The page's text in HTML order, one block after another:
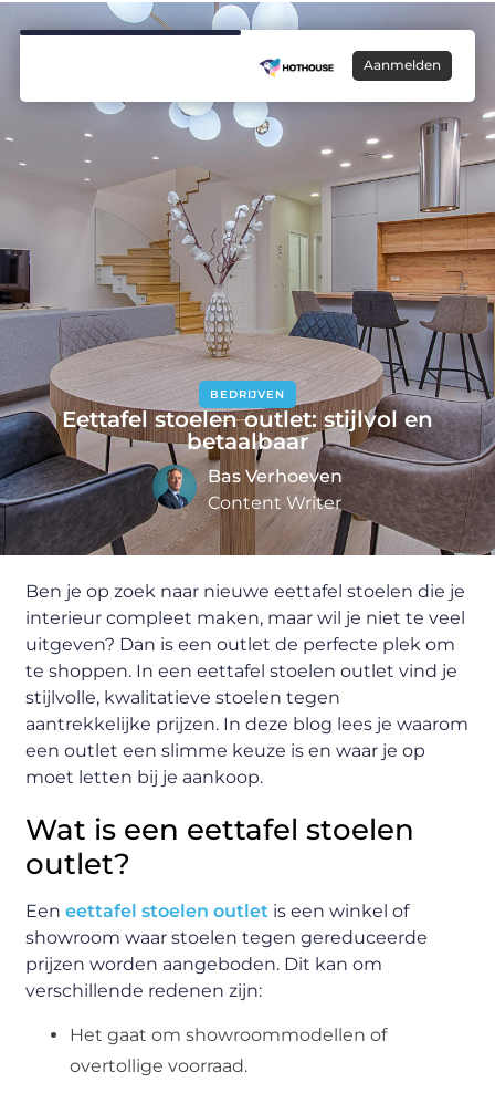
Aanmelden
BEDRIJVEN
Eettafel stoelen outlet: stijlvol en
betaalbaar
Bas Verhoeven
Content Writer
Ben je op zoek naar nieuwe eettafel stoelen die je
interieur compleet maken, maar wil je niet te veel
uitgeven? Dan is een outlet de perfecte plek om
te shoppen. In een eettafel stoelen outlet vind je
stijlvolle, kwalitatieve stoelen tegen
aantrekkelijke prijzen. In deze blog lees je waarom
een outlet een slimme keuze is en waar je op
moet letten bij je aankoop.
Wat is een eettafel stoelen
outlet?
Eeneettafel stoelen outlet is een winkel of
showroom waar stoelen tegen gereduceerde
prijzen worden aangeboden. Dit kan om
verschillende redenen zijn:
Het gaat om showroommodellen of
overtollige voorraad.